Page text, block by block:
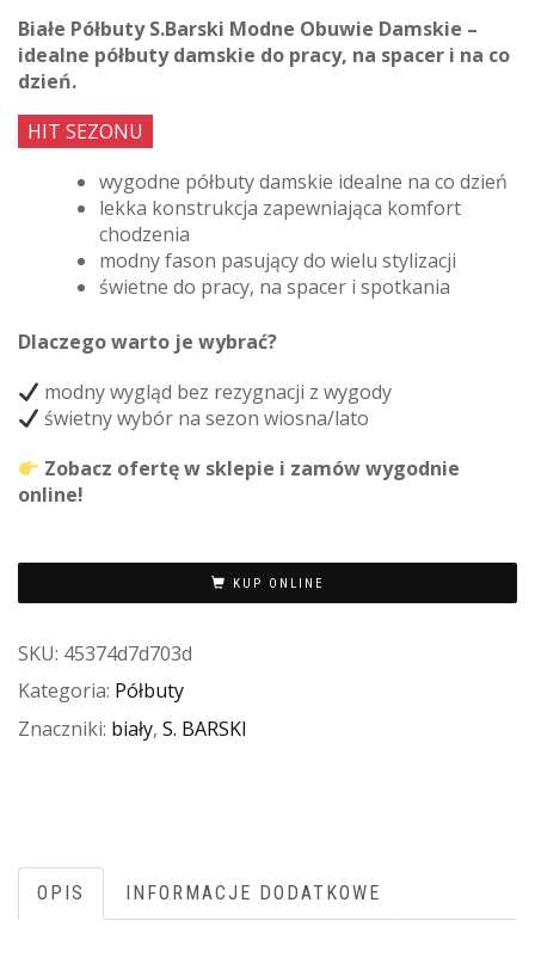
Białe Półbuty S.Barski Modne Obuwie Damskie –
idealne półbuty damskie do pracy, na spacer i na co
dzień.
HIT SEZONU
wygodne półbuty damskie idealne na co dzień
lekka konstrukcja zapewniająca komfort
chodzenia
modny fason pasujący do wielu stylizacji
świetne do pracy, na spacer i spotkania
Dlaczego warto je wybrać?
modny wygląd bez rezygnacji z wygody
świetny wybór na sezon wiosna/lato
Zobacz ofertę w sklepie i zamów wygodnie
online!
KUP ONLINE
SKU: 45374d7d703d
Kategoria: Półbuty
Znaczniki: biały, S. BARSKI
OPIS INFORMACJE DODATKOWE